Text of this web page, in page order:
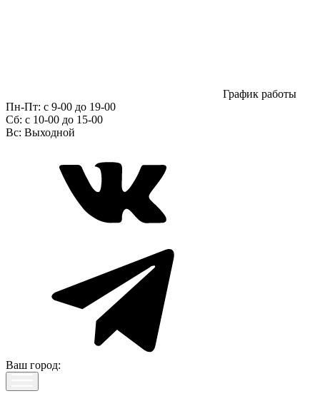
График работы
Пн-Пт: с 9-00 до 19-00
Сб: c 10-00 до 15-00
Вс: Выходной
Ваш город: